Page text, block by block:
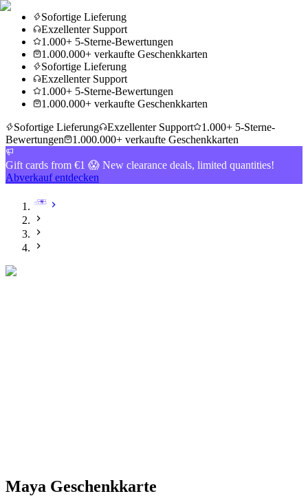
Sofortige Lieferung
Exzellenter Support
1.000+ 5-Sterne-Bewertungen
1.000.000+ verkaufte Geschenkkarten
Sofortige Lieferung
Exzellenter Support
1.000+ 5-Sterne-Bewertungen
1.000.000+ verkaufte Geschenkkarten
Sofortige Lieferung
Exzellenter Support
1.000+ 5-Sterne-
Bewertungen
1.000.000+ verkaufte Geschenkkarten
Gift cards from €1 😱 New clearance deals, limited quantities!
Abverkauf entdecken
Maya Geschenkkarte